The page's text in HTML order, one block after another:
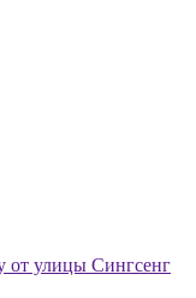
от улицы Сингсенг